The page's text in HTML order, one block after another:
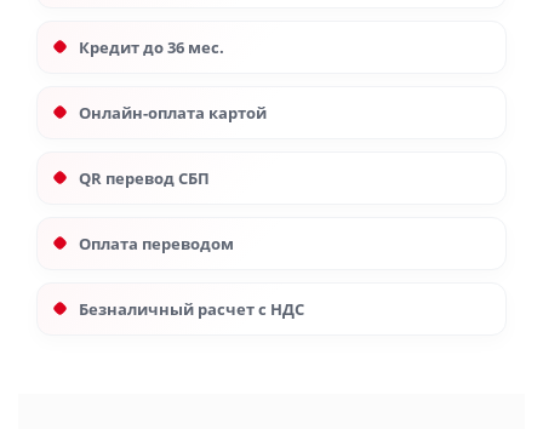
Кредит до 36 мес.
Онлайн-оплата картой
QR перевод СБП
Оплата переводом
Безналичный расчет с НДС